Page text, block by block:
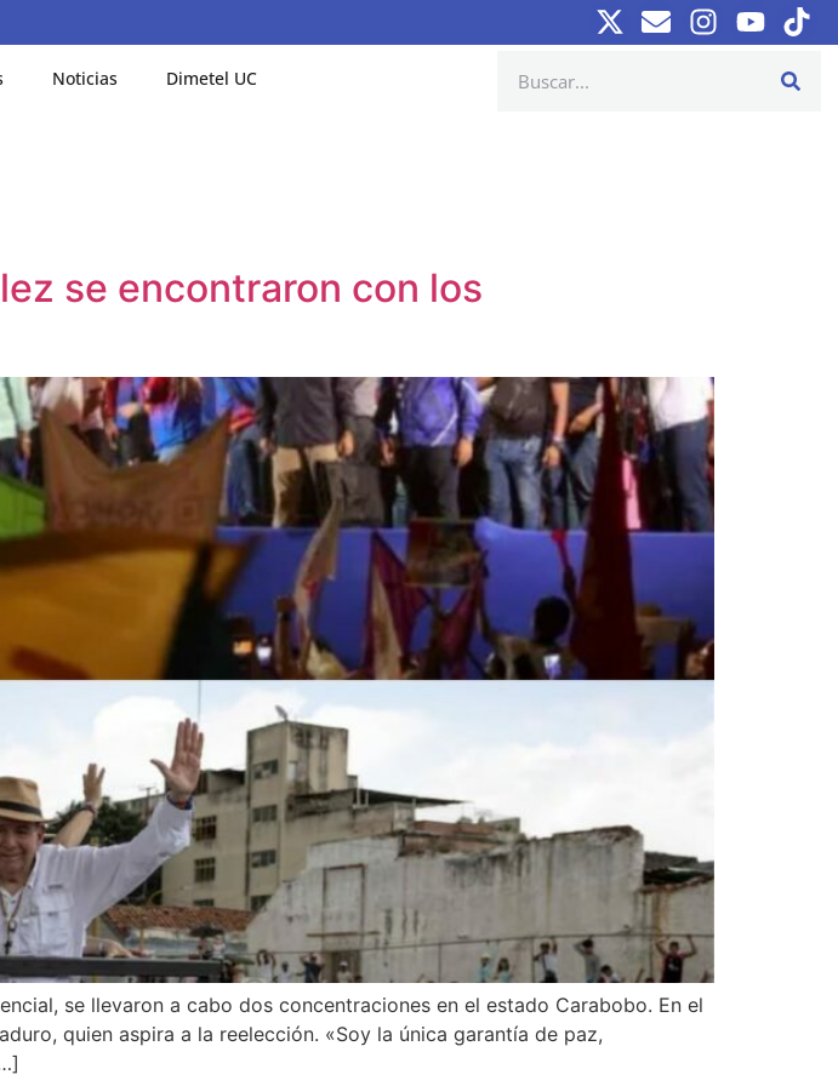
Noticias Dimetel UC
se encontraron con los
se llevaron a cabo dos concentraciones en el estado Carabobo. En el
quien aspira a la reelección. «Soy la única garantía de paz,